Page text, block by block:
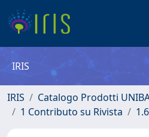
IRIS
IRIS
Catalogo Prodotti
1 Contributo su Rivista